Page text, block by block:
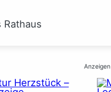
Rathaus
Anzeigen